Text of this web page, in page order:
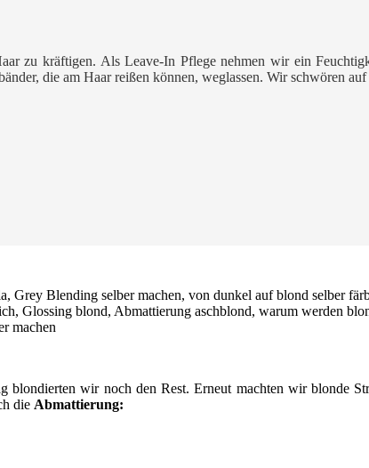
zu kräftigen. Als Leave-In Pflege nehmen wir ein
die am Haar reißen können, weglassen. Wir schwören auf
blondierten wir noch den Rest. Erneut machten wir blonde
die Abmattierung: